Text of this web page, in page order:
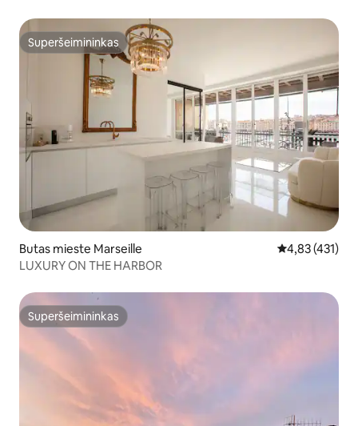
Superšeimininkas
Superšeimininkas
Butas mieste Marseille Vidutinis
4,83 (431)
LUXURY ON THE HARBOR
Superšeimininkas
Superšeimininkas